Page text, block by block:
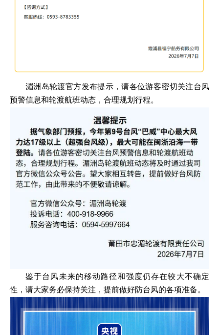
湄洲岛轮渡官方发布提示，请各位游客密切关注台风
预警信息和轮渡航班动态，合理规划行程。
鉴于台风未来的移动路径和强度仍存在较大不确定
性，请大家务必保持关注，提前做好防台风的各项准备。